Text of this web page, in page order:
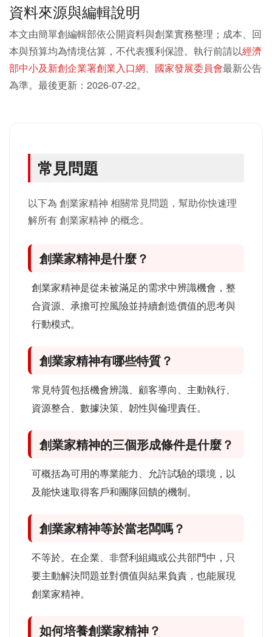
資料來源與編輯說明
本文由簡單創編輯部依公開資料與創業實務整理；成本、回
本與預算均為情境估算，不代表獲利保證。執行前請以經濟
部中小及新創企業署創業入口網、 國家發展委員會最新公告
為準。最後更新：2026-07-22。
常見問題
以下為 創業家精神 相關常見問題，幫助你快速理
解所有 創業家精神 的概念。
創業家精神是什麼？
創業家精神是從未被滿足的需求中辨識機會，整
合資源、承擔可控風險並持續創造價值的思考與
行動模式。
創業家精神有哪些特質？
常見特質包括機會辨識、顧客導向、主動執行、
資源整合、數據決策、韌性與倫理責任。
創業家精神的三個形成條件是什麼？
可概括為可用的專業能力、允許試驗的環境，以
及能快速取得客戶和團隊回饋的機制。
創業家精神等於當老闆嗎？
不等於。在企業、非營利組織或公共部門中，只
要主動解決問題並對價值與結果負責，也能展現
創業家精神。
如何培養創業家精神？